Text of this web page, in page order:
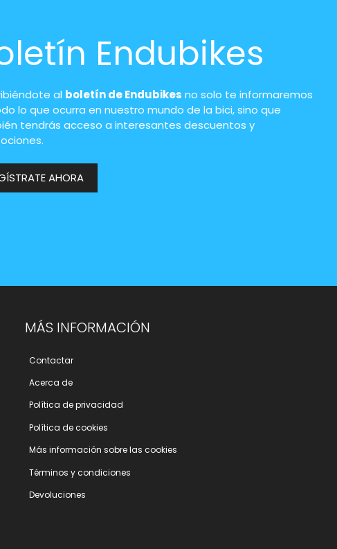
Endubikes
al boletín de Endubikes no solo te informaremos
lo que ocurra en nuestro mundo de la bici, sino que
tendrás acceso a interesantes descuentos y
AHORA
MÁS INFORMACIÓN
Contactar
Acerca de
Polí­tica de privacidad
Polí­tica de cookies
Más información sobre las cookies
Términos y condiciones
Devoluciones